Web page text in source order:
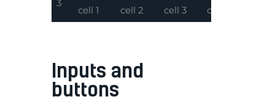
3
cell 1
cell 2
cell 3
cell 4
Inputs and
buttons